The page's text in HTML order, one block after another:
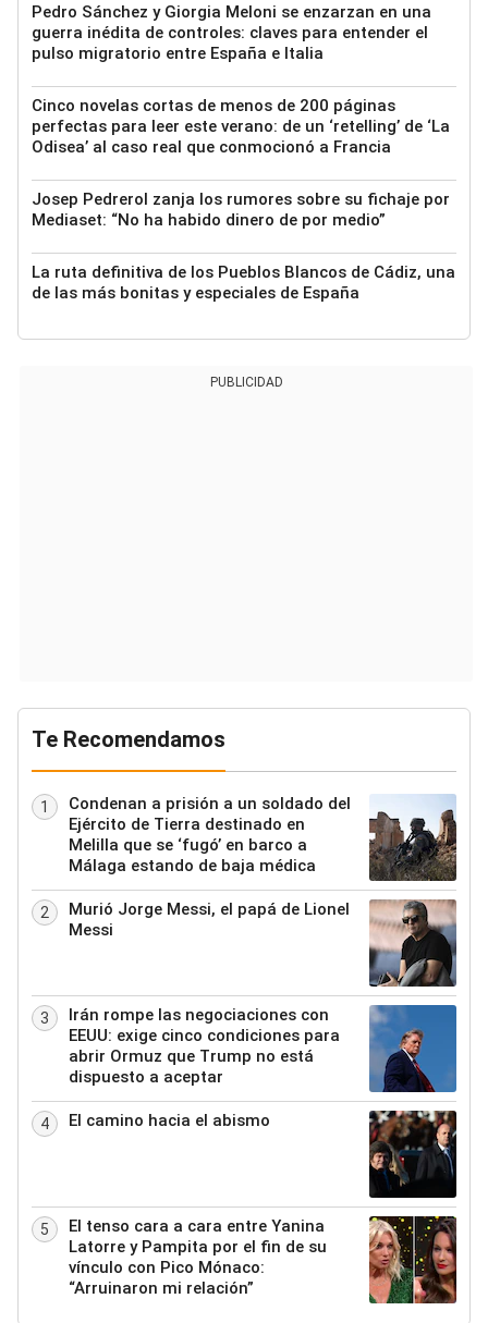
Pedro Sánchez y Giorgia Meloni se enzarzan en una
guerra inédita de controles: claves para entender el
pulso migratorio entre España e Italia
Cinco novelas cortas de menos de 200 páginas
perfectas para leer este verano: de un ‘retelling’ de ‘La
Odisea’ al caso real que conmocionó a Francia
Josep Pedrerol zanja los rumores sobre su fichaje por
Mediaset: “No ha habido dinero de por medio”
La ruta definitiva de los Pueblos Blancos de Cádiz, una
de las más bonitas y especiales de España
PUBLICIDAD
Te Recomendamos
1
Condenan a prisión a un soldado del
Ejército de Tierra destinado en
Melilla que se ‘fugó’ en barco a
Málaga estando de baja médica
2
Murió Jorge Messi, el papá de Lionel
Messi
3
Irán rompe las negociaciones con
EEUU: exige cinco condiciones para
abrir Ormuz que Trump no está
dispuesto a aceptar
4 El camino hacia el abismo
5
El tenso cara a cara entre Yanina
Latorre y Pampita por el fin de su
vínculo con Pico Mónaco:
“Arruinaron mi relación”